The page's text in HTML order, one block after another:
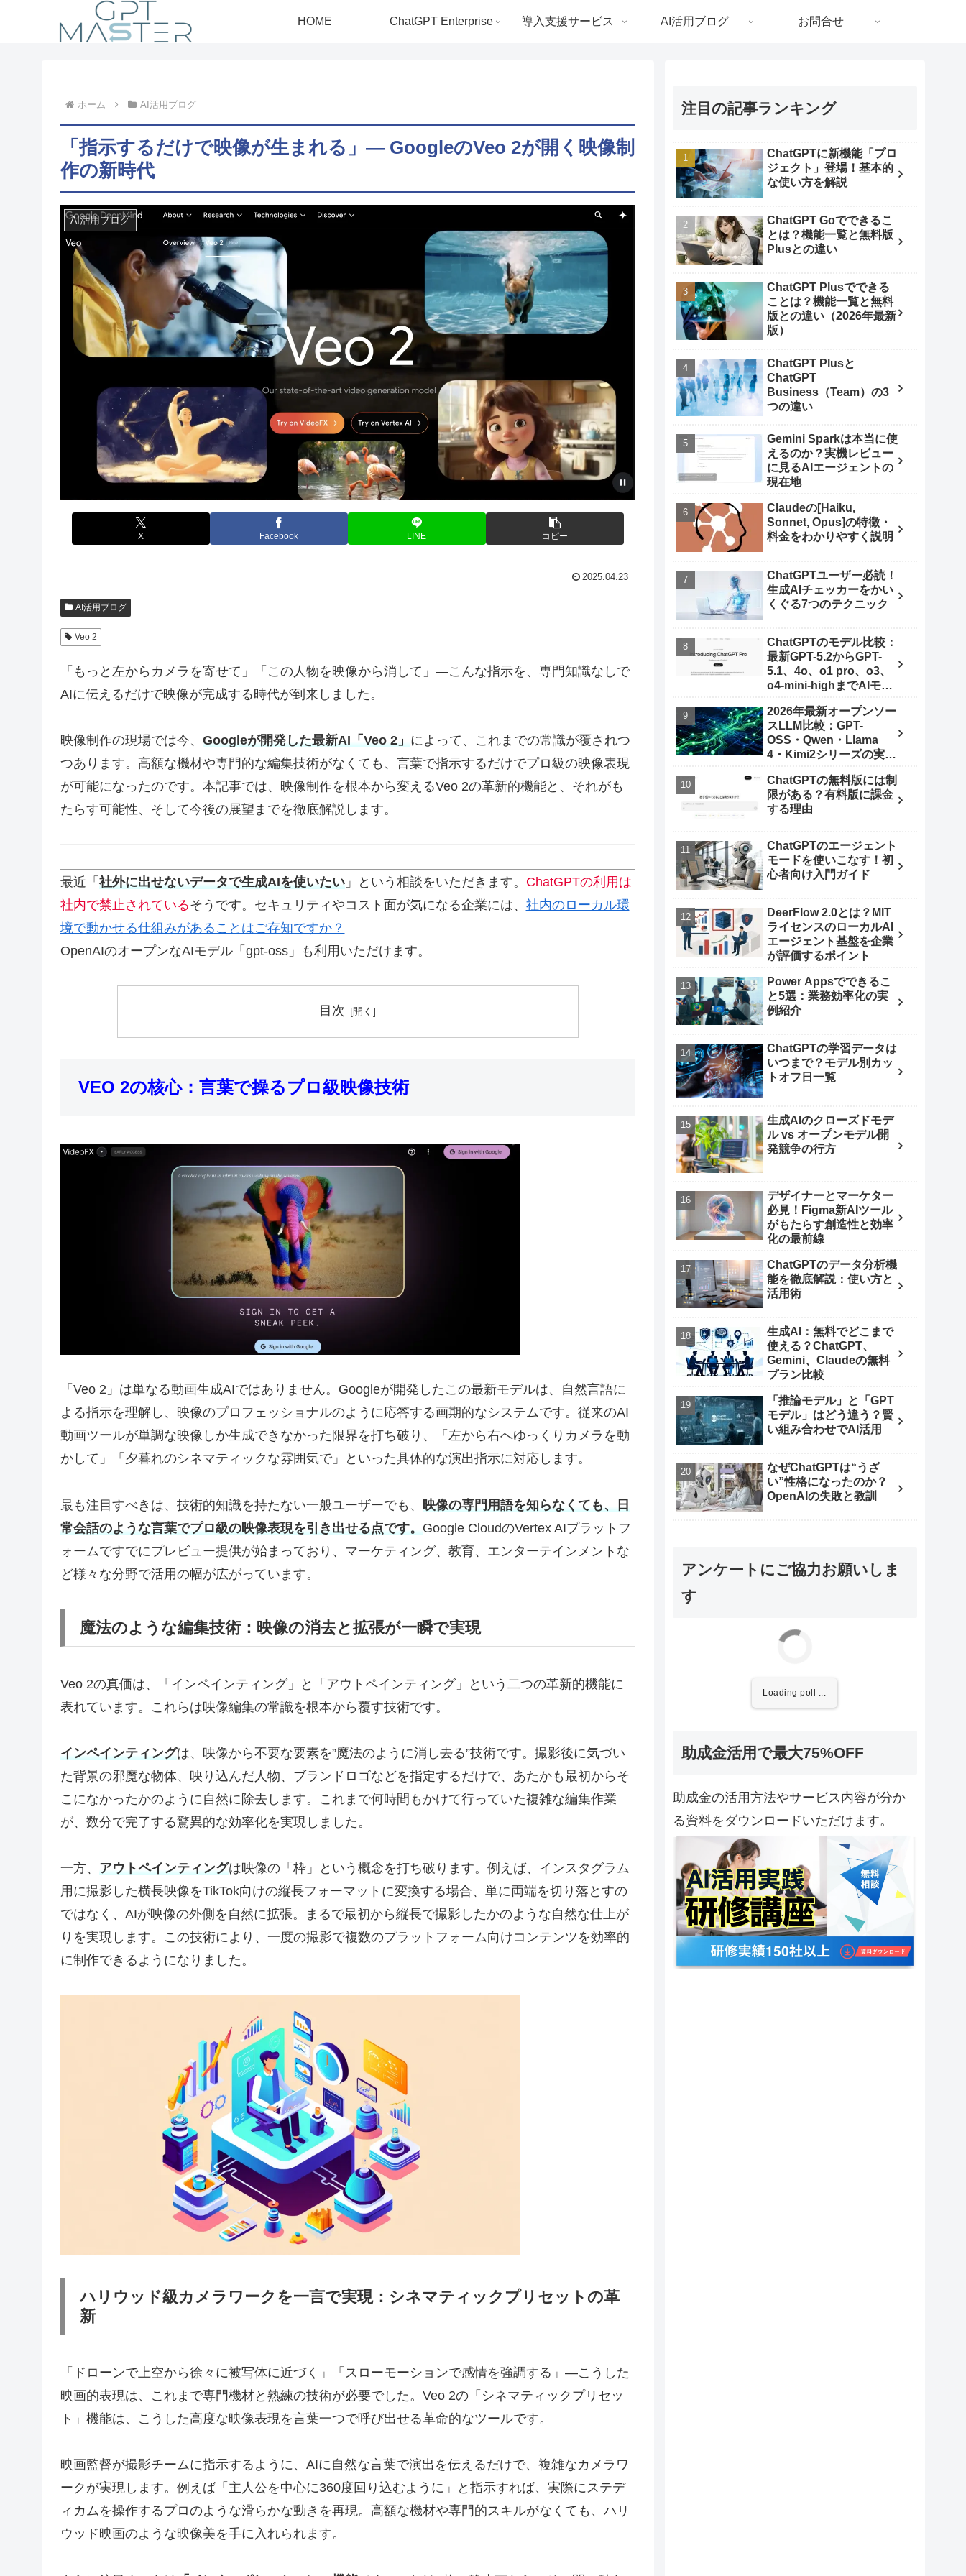
HOME ChatGPT Enterprise 導入支援サービス AI活用ブログ お問合せ
ホーム AI活用ブログ
「指示するだけで映像が生まれる」― GoogleのVeo 2が開く映像制
作の新時代
AI活用ブログ
X Facebook LINE コピー
2025.04.23
AI活用ブログ
Veo 2
「もっと左からカメラを寄せて」「この人物を映像から消して」―こんな指示を、専門知識なしで
AIに伝えるだけで映像が完成する時代が到来しました。
映像制作の現場では今、 Googleが開発した最新AI「Veo 2」 によって、これまでの常識が覆されつ
つあります。高額な機材や専門的な編集技術がなくても、言葉で指示するだけでプロ級の映像表現
が可能になったのです。本記事では、映像制作を根本から変えるVeo 2の革新的機能と、それがも
たらす可能性、そして今後の展望までを徹底解説します。
最近「 社外に出せないデータで生成AIを使いたい」という相談をいただきます。 ChatGPTの利用は
社内で禁止されているそうです。セキュリティやコスト面が気になる企業には、 社内のローカル環
境で動かせる仕組みがあることはご存知ですか？
OpenAIのオープンなAIモデル「gpt-oss」も利用いただけます。
目次
VEO 2の核心：言葉で操るプロ級映像技術
「Veo 2」は単なる動画生成AIではありません。Googleが開発したこの最新モデルは、自然言語に
よる指示を理解し、映像のプロフェッショナルのように応答する画期的なシステムです。従来のAI
動画ツールが単調な映像しか生成できなかった限界を打ち破り、「左から右へゆっくりカメラを動
かして」「夕暮れのシネマティックな雰囲気で」といった具体的な演出指示に対応します。
最も注目すべきは、技術的知識を持たない一般ユーザーでも、
映像の専門用語を知らなくても、日
常会話のような言葉でプロ級の映像表現を引き出せる点です。 Google CloudのVertex AIプラットフ
ォームですでにプレビュー提供が始まっており、マーケティング、教育、エンターテインメントな
ど様々な分野で活用の幅が広がっています。
魔法のような編集技術：映像の消去と拡張が一瞬で実現
Veo 2の真価は、「インペインティング」と「アウトペインティング」という二つの革新的機能に
表れています。これらは映像編集の常識を根本から覆す技術です。
インペインティングは、映像から不要な要素を”魔法のように消し去る”技術です。撮影後に気づい
た背景の邪魔な物体、映り込んだ人物、ブランドロゴなどを指定するだけで、あたかも最初からそ
こになかったかのように自然に除去します。これまで何時間もかけて行っていた複雑な編集作業
が、数分で完了する驚異的な効率化を実現しました。
一方、 アウトペインティングは映像の「枠」という概念を打ち破ります。例えば、インスタグラム
用に撮影した横長映像をTikTok向けの縦長フォーマットに変換する場合、単に両端を切り落とすの
ではなく、AIが映像の外側を自然に拡張。まるで最初から縦長で撮影したかのような自然な仕上が
りを実現します。この技術により、一度の撮影で複数のプラットフォーム向けコンテンツを効率的
に制作できるようになりました。
ハリウッド級カメラワークを一言で実現：シネマティックプリセットの革
新
「ドローンで上空から徐々に被写体に近づく」「スローモーションで感情を強調する」―こうした
映画的表現は、これまで専門機材と熟練の技術が必要でした。Veo 2の「シネマティックプリセッ
ト」機能は、こうした高度な映像表現を言葉一つで呼び出せる革命的なツールです。
映画監督が撮影チームに指示するように、AIに自然な言葉で演出を伝えるだけで、複雑なカメラワ
ークが実現します。例えば「主人公を中心に360度回り込むように」と指示すれば、実際にステデ
ィカムを操作するプロのような滑らかな動きを再現。高額な機材や専門的スキルがなくても、ハリ
ウッド映画のような映像美を手に入れられます。
注目の記事ランキング
ChatGPTに新機能「プロ
ジェクト」登場！基本的
な使い方を解説
ChatGPT Goでできるこ
とは？機能一覧と無料版
Plusとの違い
ChatGPT Plusでできる
ことは？機能一覧と無料
版との違い（2026年最新
版）
ChatGPT Plusと
ChatGPT
Business（Team）の3
つの違い
Gemini Sparkは本当に使
えるのか？実機レビュー
に見るAIエージェントの
現在地
Claudeの[Haiku,
Sonnet, Opus]の特徴・
料金をわかりやすく説明
ChatGPTユーザー必読！
生成AIチェッカーをかい
くぐる7つのテクニック
ChatGPTのモデル比較：
最新GPT-5.2からGPT-
5.1、4o、o1 pro、o3、
o4-mini-highまでAIモデ
2026年最新オープンソー
スLLM比較：GPT-
OSS・Qwen・Llama
4・Kimi2シリーズの実力
ChatGPTの無料版には制
限がある？有料版に課金
する理由
ChatGPTのエージェント
モードを使いこなす！初
心者向け入門ガイド
DeerFlow 2.0とは？MIT
ライセンスのローカルAI
エージェント基盤を企業
が評価するポイント
Power Appsでできるこ
と5選：業務効率化の実
例紹介
ChatGPTの学習データは
いつまで？モデル別カッ
トオフ日一覧
生成AIのクローズドモデ
ル vs オープンモデル開
発競争の行方
デザイナーとマーケター
必見！Figma新AIツール
がもたらす創造性と効率
化の最前線
ChatGPTのデータ分析機
能を徹底解説：使い方と
活用術
生成AI：無料でどこまで
使える？ChatGPT、
Gemini、Claudeの無料
プラン比較
「推論モデル」と「GPT
モデル」はどう違う？賢
い組み合わせでAI活用
なぜChatGPTは“うざ
い”性格になったのか？
OpenAIの失敗と教訓
アンケートにご協力お願いしま
す
Loading poll ...
助成金活用で最大75%OFF
助成金の活用方法やサービス内容が分か
る資料をダウンロードいただけます。